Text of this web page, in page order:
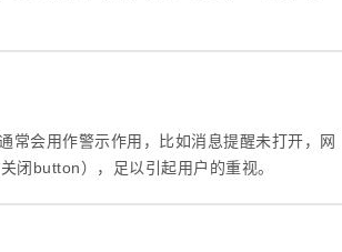
常会用作警示作用，比如消息提醒未打开，网
闭button），足以引起用户的重视。